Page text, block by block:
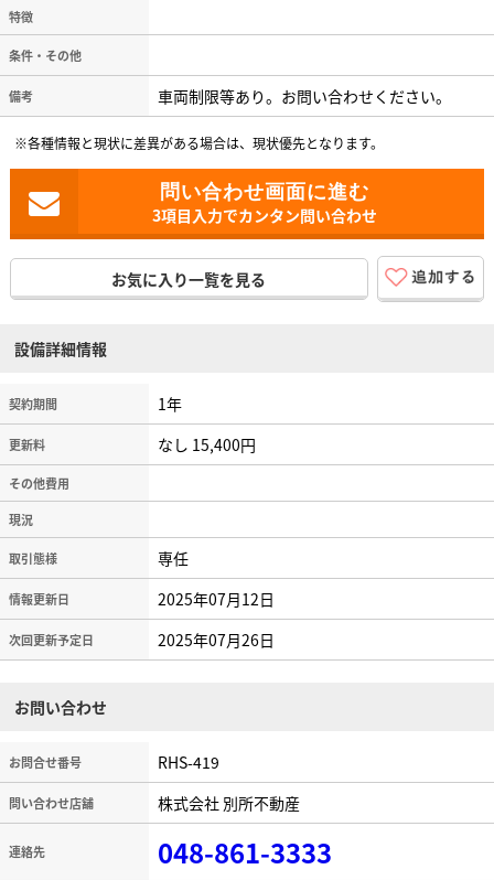
特徴
条件・その他
備考 車両制限等あり。お問い合わせください。
※各種情報と現状に差異がある場合は、現状優先となります。
3項目入力でカンタン問い合わせ
お気に入り一覧を見る
設備詳細情報
契約期間 1年
更新料 なし 15,400円
その他費用
現況
取引態様 専任
情報更新日 2025年07月12日
次回更新予定日 2025年07月26日
お問い合わせ
お問合せ番号 RHS-419
問い合わせ店舗 株式会社 別所不動産
連絡先 048-861-3333